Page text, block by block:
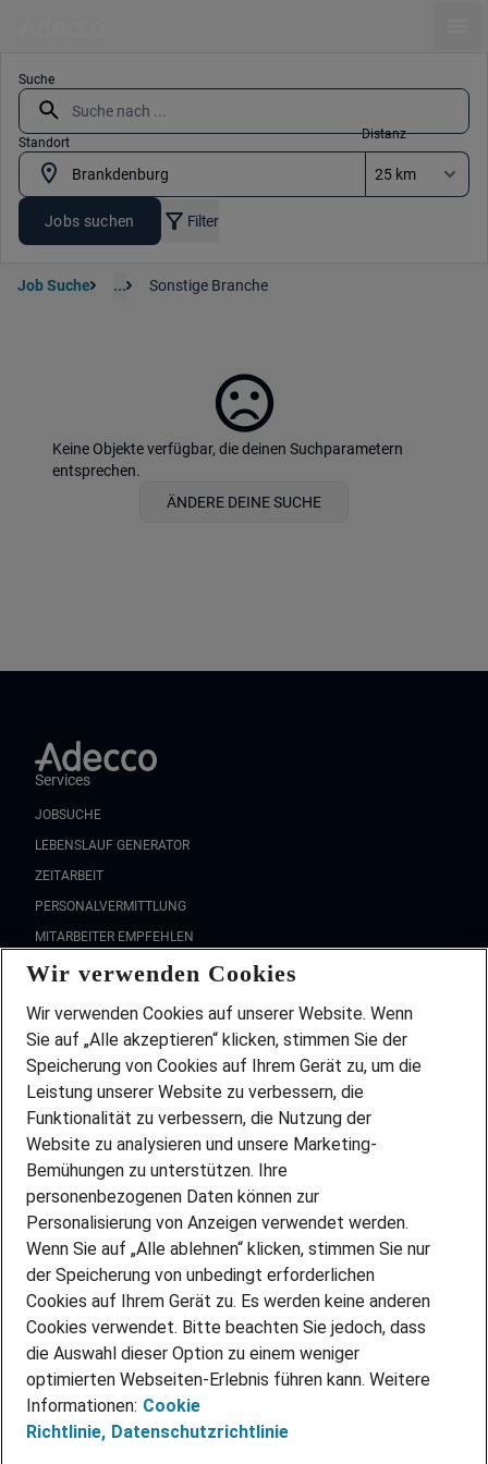
Suche
Standort
Distanz
Jobs suchen Filter
Job Suche ... Sonstige Branche
Keine Objekte verfügbar, die deinen Suchparametern
entsprechen.
ÄNDERE DEINE SUCHE
Services
JOBSUCHE
LEBENSLAUF GENERATOR
ZEITARBEIT
PERSONALVERMITTLUNG
MITARBEITER EMPFEHLEN
FAQ
Wir stellen ein!
DEINE BERUFSGRUPPE
DEINE LEBENSSITUATION
PARTNERSHIP WITH AIRBUS
INITIATIV BEWERBEN
ÜBER UNS
STANDORTE
BLOG
PRESSE
KONTAKT
@Adecco 2026
IMPRESSUM
DATENSCHUTZ
Wir verwenden Cookies
Wir verwenden Cookies auf unserer Website. Wenn
Sie auf „Alle akzeptieren“ klicken, stimmen Sie der
Speicherung von Cookies auf Ihrem Gerät zu, um die
Leistung unserer Website zu verbessern, die
Funktionalität zu verbessern, die Nutzung der
Website zu analysieren und unsere Marketing-
Bemühungen zu unterstützen. Ihre
personenbezogenen Daten können zur
Personalisierung von Anzeigen verwendet werden.
Wenn Sie auf „Alle ablehnen“ klicken, stimmen Sie nur
der Speicherung von unbedingt erforderlichen
Cookies auf Ihrem Gerät zu. Es werden keine anderen
Cookies verwendet. Bitte beachten Sie jedoch, dass
die Auswahl dieser Option zu einem weniger
optimierten Webseiten-Erlebnis führen kann. Weitere
Informationen: Cookie
Richtlinie, Datenschutzrichtlinie